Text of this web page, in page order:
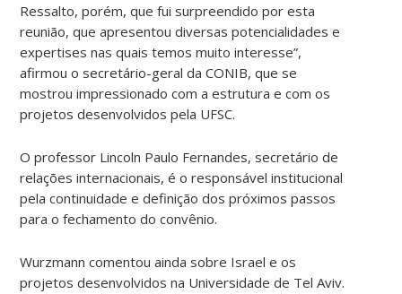
Ressalto, porém, que fui surpreendido por esta
reunião, que apresentou diversas potencialidades e
expertises nas quais temos muito interesse”,
afirmou o secretário-geral da CONIB, que se
mostrou impressionado com a estrutura e com os
projetos desenvolvidos pela UFSC.
O professor Lincoln Paulo Fernandes, secretário de
relações internacionais, é o responsável institucional
pela continuidade e definição dos próximos passos
para o fechamento do convênio.
Wurzmann comentou ainda sobre Israel e os
projetos desenvolvidos na Universidade de Tel Aviv.